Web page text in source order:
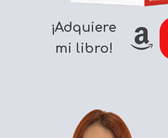
¡Adquiere
mi libro!